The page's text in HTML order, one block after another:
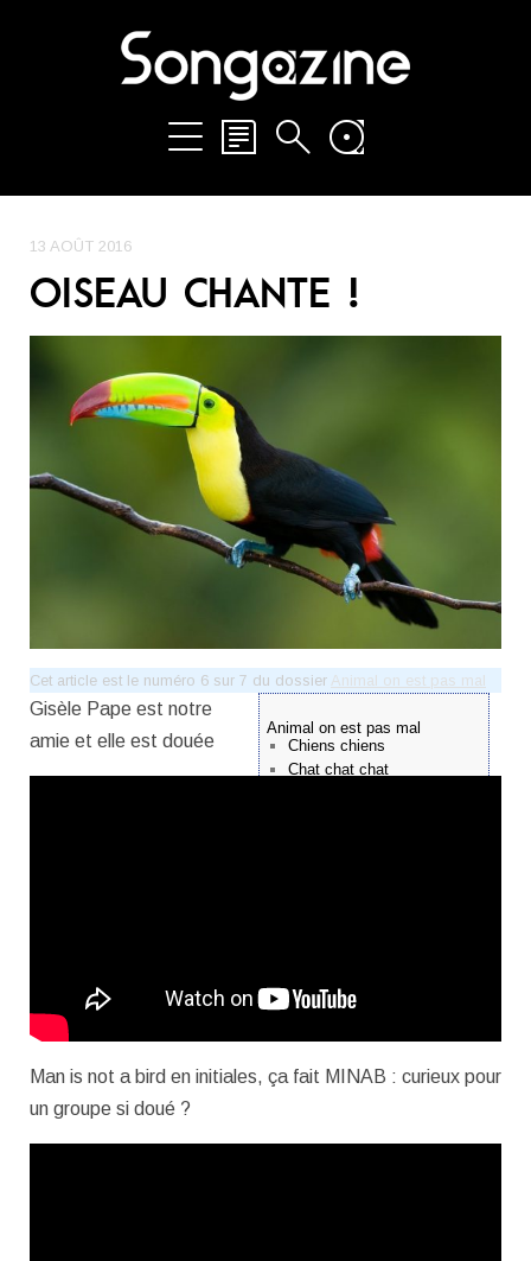
13 AOÛT 2016
OISEAU CHANTE !
Cet article est le numéro 6 sur 7 du dossier Animal on est pas mal
Animal on est pas mal
Chiens chiens
Chat chat chat
Gisèle Pape est notre
amie et elle est douée
Man is not a bird en initiales, ça fait MINAB : curieux pour
un groupe si doué ?